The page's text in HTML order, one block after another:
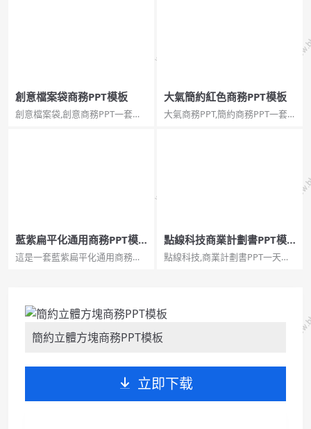
創意檔案袋商務PPT模板
創意檔案袋,創意商務PPT一套設
大氣簡約紅色商務PPT模板
大氣商務PPT,簡約商務PPT一套
藍紫扁平化通用商務PPT模
板
這是一套藍紫扁平化通用商務
務。PowerPoint模板內容頁，由
24張藍色紫色...
點線科技商業計劃書PPT模
板
點線科技,商業計劃書PPT一天簡
簡約立體方塊商務PPT模板
立即下载